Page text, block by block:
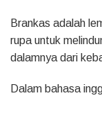
Brankas adalah
rupa untuk
dalamnya dari
Dalam bahasa